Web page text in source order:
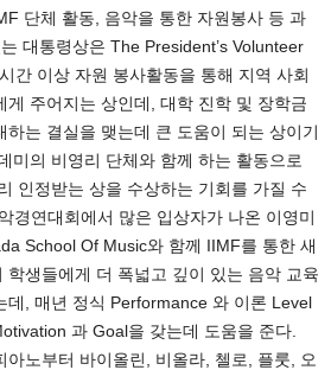
단체 활동, 음악을 통한 자원봉사 등 과
대통령상은 The President’s Volunteer
간 이상 자원 봉사활동을 통해 지역 사회
게 주어지는 상인데, 대학 진학 및 장학금
하는 결실을 맺는데 큰 도움이 되는 상이기
미의 비영리 단체와 함께 하는 활동으로
인정받는 상을 수상하는 기회를 가질 수
경연대회에서 많은 입상자가 나온 이영미
School Of Music와 함께 IIMF를 통한 새
학생들에게 더 폭넓고 깊이 있는 음악 교육
데, 매년 정식 Performance 와 이론 Level
과 Goal을 갖는데 도움을 준다.
아노부터 바이올린, 비올라, 첼로, 플룻, 오